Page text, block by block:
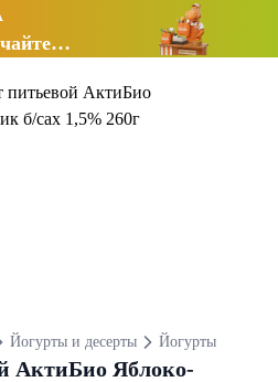
Йогурты и десерты Йогурты
АктиБио Яблоко-